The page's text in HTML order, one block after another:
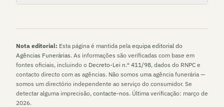
Nota editorial: Esta página é mantida pela equipa editorial do
Agências Funerárias. As informações são verificadas com base em
fontes oficiais, incluindo o Decreto-Lei n.º 411/98, dados do RNPC e
contacto directo com as agências. Não somos uma agência funerária —
somos um directório independente ao serviço do consumidor. Se
detectar alguma imprecisão, contacte-nos. Última verificação: março de
2026.